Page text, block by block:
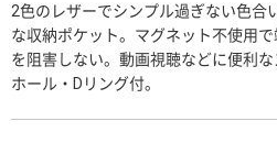
2色のレザーでシンプル過ぎない色合
な収納ポケット。マグネット不使用
を阻害しない。動画視聴などに便利
ホール・Dリング付。